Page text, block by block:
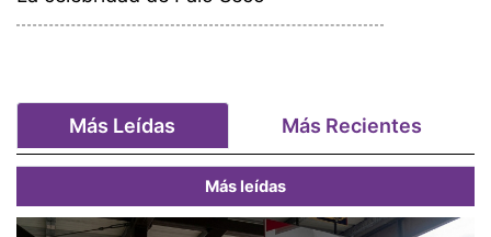
Más Leídas Más Recientes
Más leídas